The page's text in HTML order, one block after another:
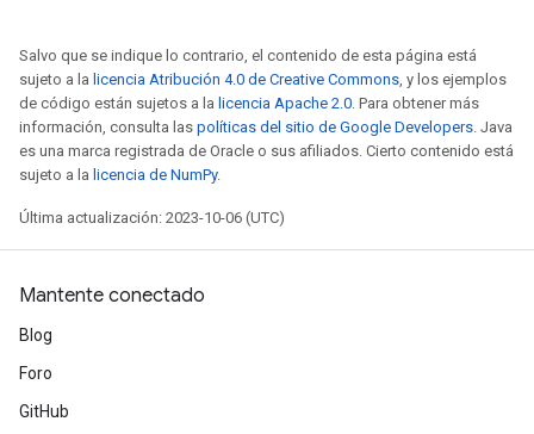
Salvo que se indique lo contrario, el contenido de esta página está
sujeto a la licencia Atribución 4.0 de Creative Commons, y los ejemplos
de código están sujetos a la licencia Apache 2.0. Para obtener más
información, consulta las políticas del sitio de Google Developers. Java
es una marca registrada de Oracle o sus afiliados. Cierto contenido está
sujeto a la licencia de NumPy.
Última actualización: 2023-10-06 (UTC)
Mantente conectado
Blog
Foro
GitHub